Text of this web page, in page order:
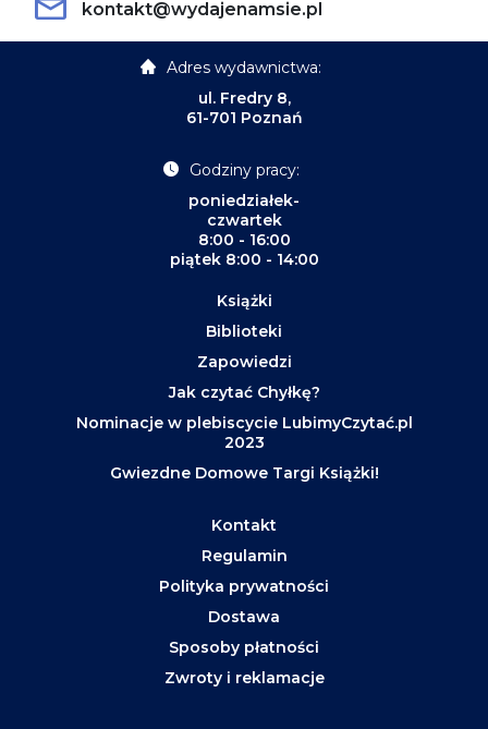
kontakt@wydajenamsie.pl
Adres wydawnictwa:
ul. Fredry 8,
61-701 Poznań
Godziny pracy:
poniedziałek-
czwartek
8:00 - 16:00
piątek 8:00 - 14:00
Książki
Biblioteki
Zapowiedzi
Jak czytać Chyłkę?
Nominacje w plebiscycie LubimyCzytać.pl
2023
Gwiezdne Domowe Targi Książki!
Kontakt
Regulamin
Polityka prywatności
Dostawa
Sposoby płatności
Zwroty i reklamacje